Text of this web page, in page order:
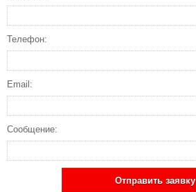
Телефон:
Email:
Сообщение:
Отправить заявку